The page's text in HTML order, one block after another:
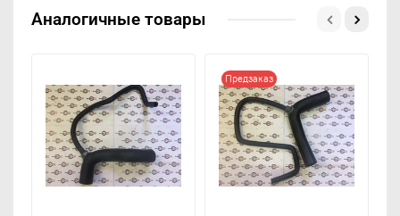
Аналогичные товары
Предзаказ